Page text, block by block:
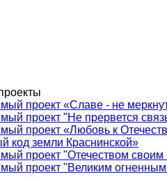
проект «Славе - не
проект "Не прервется
проект «Любовь к
код земли Краснинской»
проект "Отечеством своим
проект "Великим